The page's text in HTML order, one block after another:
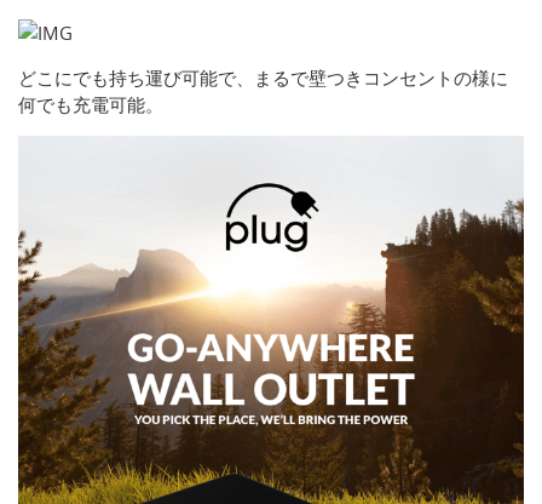
どこにでも持ち運び可能で、まるで壁つきコンセントの様に
何でも充電可能。